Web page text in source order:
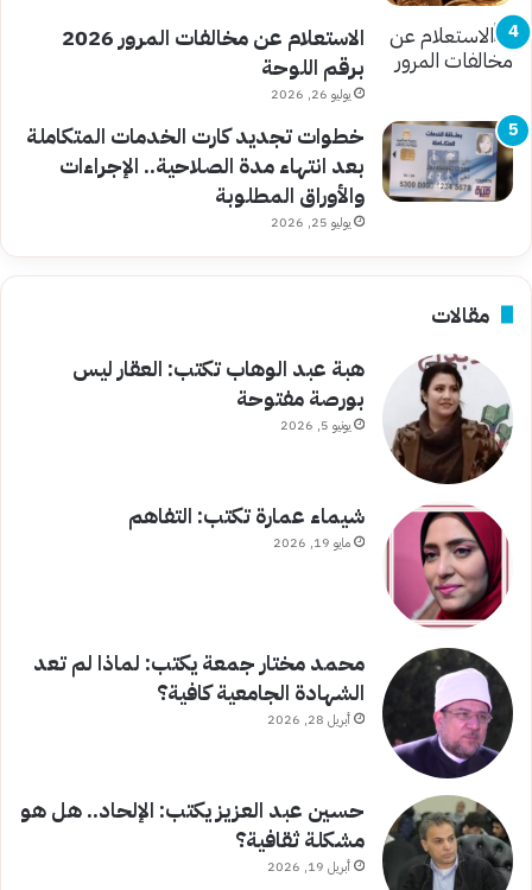
الاستعلام عن مخالفات المرور 2026
برقم اللوحة
يوليو 26, 2026
خطوات تجديد كارت الخدمات المتكاملة
بعد انتهاء مدة الصلاحية.. الإجراءات
والأوراق المطلوبة
يوليو 25, 2026
مقالات
هبة عبد الوهاب تكتب: العقار ليس
بورصة مفتوحة
يونيو 5, 2026
شيماء عمارة تكتب: التفاهم
مايو 19, 2026
محمد مختار جمعة يكتب: لماذا لم تعد
الشهادة الجامعية كافية؟
أبريل 28, 2026
حسين عبد العزيز يكتب: الإلحاد.. هل هو
مشكلة ثقافية؟
أبريل 19, 2026